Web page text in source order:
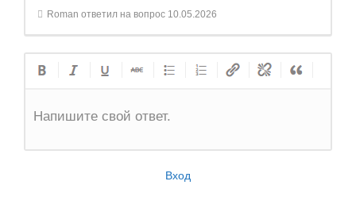
Roman ответил на вопрос 10.05.2026
Напишите свой ответ.
Вход